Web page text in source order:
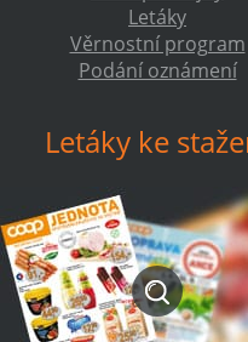
Letáky
Věrnostní program
Podání oznámení
Letáky ke